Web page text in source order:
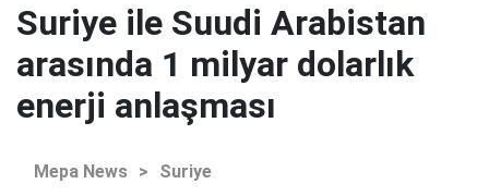
Suriye ile Suudi Arabistan
arasında 1 milyar dolarlık
enerji anlaşması
Mepa News > Suriye